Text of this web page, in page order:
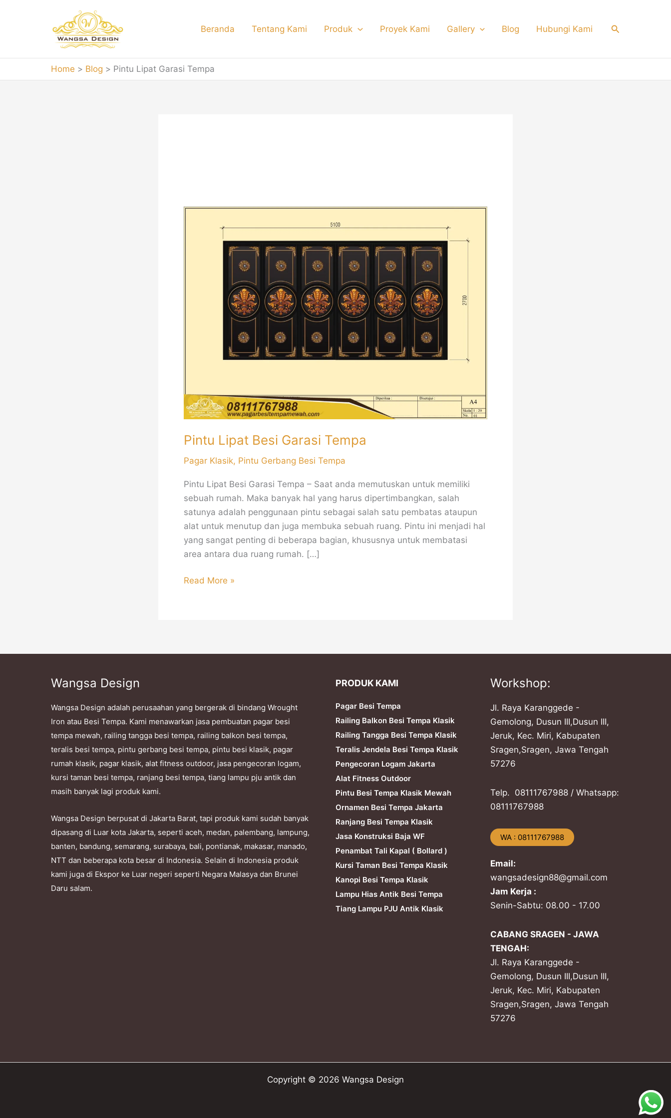
Beranda Tentang Kami Produk Proyek Kami Gallery Blog Hubungi Kami Search
Home Blog Pintu Lipat Garasi Tempa
Pintu Lipat Besi Garasi Tempa
Pagar Klasik, Pintu Gerbang Besi Tempa
Pintu Lipat Besi Garasi Tempa – Saat anda memutuskan untuk memiliki
sebuah rumah. Maka banyak hal yang harus dipertimbangkan, salah
satunya adalah penggunaan pintu sebagai salah satu pembatas ataupun
alat untuk menutup dan juga membuka sebuah ruang. Pintu ini menjadi hal
yang sangat penting di beberapa bagian, khususnya untuk membatasi
area antara dua ruang rumah. […]
Read More »
Wangsa Design
Wangsa Design adalah perusaahan yang bergerak di bindang Wrought
Iron atau Besi Tempa. Kami menawarkan jasa pembuatan pagar besi
tempa mewah, railing tangga besi tempa, railing balkon besi tempa,
teralis besi tempa, pintu gerbang besi tempa, pintu besi klasik, pagar
rumah klasik, pagar klasik, alat fitness outdoor, jasa pengecoran logam,
kursi taman besi tempa, ranjang besi tempa, tiang lampu pju antik dan
masih banyak lagi produk kami.
Wangsa Design berpusat di Jakarta Barat, tapi produk kami sudah banyak
dipasang di Luar kota Jakarta, seperti aceh, medan, palembang, lampung,
banten, bandung, semarang, surabaya, bali, pontianak, makasar, manado,
NTT dan beberapa kota besar di Indonesia. Selain di Indonesia produk
kami juga di Ekspor ke Luar negeri seperti Negara Malasya dan Brunei
Daru salam.
PRODUK KAMI
Pagar Besi Tempa
Railing Balkon Besi Tempa Klasik
Railing Tangga Besi Tempa Klasik
Teralis Jendela Besi Tempa Klasik
Pengecoran Logam Jakarta
Alat Fitness Outdoor
Pintu Besi Tempa Klasik Mewah
Ornamen Besi Tempa Jakarta
Ranjang Besi Tempa Klasik
Jasa Konstruksi Baja WF
Penambat Tali Kapal ( Bollard )
Kursi Taman Besi Tempa Klasik
Kanopi Besi Tempa Klasik
Lampu Hias Antik Besi Tempa
Tiang Lampu PJU Antik Klasik
Workshop:
Jl. Raya Karanggede -
Gemolong, Dusun III,Dusun III,
Jeruk, Kec. Miri, Kabupaten
Sragen,Sragen, Jawa Tengah
57276
Telp. ​08111767988 / Whatsapp:
​08111767988
​WA : 08111767988
Email:
wangsadesign88@gmail.com
Jam Kerja :
Senin-Sabtu: 08.00 - 17.00
CABANG SRAGEN - JAWA
TENGAH:
Jl. Raya Karanggede -
Gemolong, Dusun III,Dusun III,
Jeruk, Kec. Miri, Kabupaten
Sragen,Sragen, Jawa Tengah
57276
Copyright © 2026 Wangsa Design